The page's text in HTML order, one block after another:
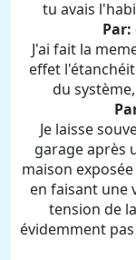
tu avais
J'ai fait la
effet
du
Je laisse
garage après
maison
en faisant une
tension de
évidemment